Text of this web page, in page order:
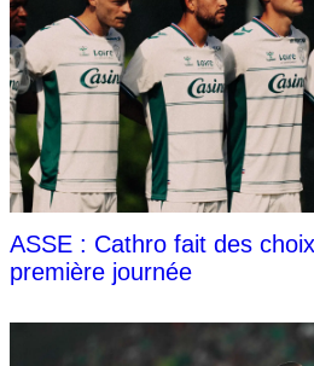
ASSE : Cathro fait des
première journée